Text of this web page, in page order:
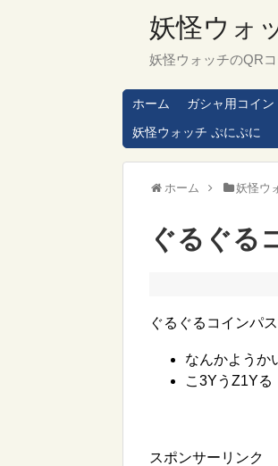
妖怪ウォ
妖怪ウォッチのQR
ホーム ガシャ用コイン
妖怪ウォッチ ぷにぷに
ホーム 妖怪ウ
ぐるぐる
ぐるぐるコインパ
なんかようか
こ3YうZ1Yる
スポンサーリンク